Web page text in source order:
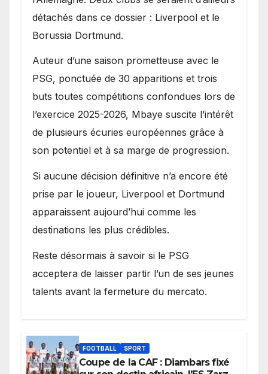
détachés dans ce dossier : Liverpool et le
Borussia Dortmund.
Auteur d’une saison prometteuse avec le
PSG, ponctuée de 30 apparitions et trois
buts toutes compétitions confondues lors de
l’exercice 2025-2026, Mbaye suscite l’intérêt
de plusieurs écuries européennes grâce à
son potentiel et à sa marge de progression.
Si aucune décision définitive n’a encore été
prise par le joueur, Liverpool et Dortmund
apparaissent aujourd’hui comme les
destinations les plus crédibles.
Reste désormais à savoir si le PSG
acceptera de laisser partir l’un de ses jeunes
talents avant la fermeture du mercato.
FOOTBALL SPORT
Coupe de la CAF : Diambars fixé